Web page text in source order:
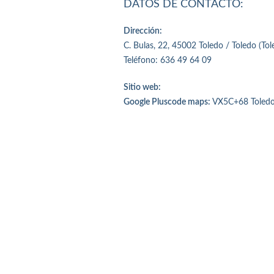
DATOS DE CONTACTO:
Dirección:
C. Bulas, 22, 45002 Toledo / Toledo
Teléfono: 636 49 64 09
Sitio web:
Google Pluscode maps: VX5C+68